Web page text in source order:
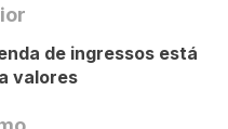
de ingressos está
valores